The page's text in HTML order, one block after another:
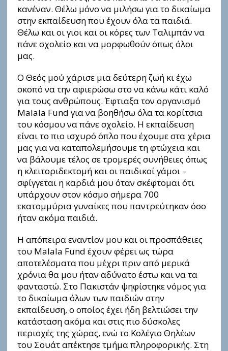
κανέναν. Θέλω μόνο να μιλήσω για το δικαίωμα
στην εκπαίδευση που έχουν όλα τα παιδιά.
Θέλω και οι γιοι και οι κόρες των Ταλιμπάν να
πάνε σχολείο και να μορφωθούν όπως όλοι
μας.
Ο Θεός μού χάρισε μια δεύτερη ζωή κι έχω
σκοπό να την αφιερώσω στο να κάνω κάτι καλό
για τους ανθρώπους. Έφτιαξα τον οργανισμό
Malala Fund για να βοηθήσω όλα τα κορίτσια
του κόσμου να πάνε σχολείο. Η εκπαίδευση
είναι το πιο ισχυρό όπλο που έχουμε στα χέρια
μας για να καταπολεμήσουμε τη φτώχεια και
να βάλουμε τέλος σε τρομερές συνήθειες όπως
η κλειτοριδεκτομή και οι παιδικοί γάμοι –
σφίγγεται η καρδιά μου όταν σκέφτομαι ότι
υπάρχουν στον κόσμο σήμερα 700
εκατομμύρια γυναίκες που παντρεύτηκαν όσο
ήταν ακόμα παιδιά.
Η απόπειρα εναντίον μου και οι προσπάθειες
του Malala Fund έχουν φέρει ως τώρα
αποτελέσματα που μέχρι πριν από μερικά
χρόνια θα μου ήταν αδύνατο έστω και να τα
φανταστώ. Στο Πακιστάν ψηφίστηκε νόμος για
το δικαίωμα όλων των παιδιών στην
εκπαίδευση, ο οποίος έχει ήδη βελτιώσει την
κατάσταση ακόμα και στις πιο δύσκολες
περιοχές της χώρας, ενώ το Κολέγιο Θηλέων
του Σουάτ απέκτησε τμήμα πληροφορικής. Στη